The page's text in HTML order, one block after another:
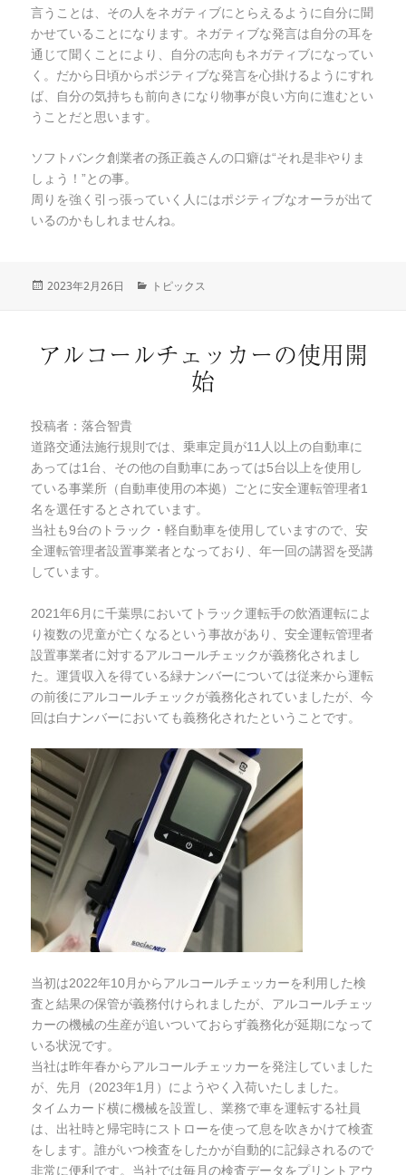
言うことは、その人をネガティブにとらえるように自分に聞
かせていることになります。ネガティブな発言は自分の耳を
通じて聞くことにより、自分の志向もネガティブになってい
く。だから日頃からポジティブな発言を心掛けるようにすれ
ば、自分の気持ちも前向きになり物事が良い方向に進むとい
うことだと思います。
ソフトバンク創業者の孫正義さんの口癖は“それ是非やりま
しょう！”との事。
周りを強く引っ張っていく人にはポジティブなオーラが出て
いるのかもしれませんね。
投
2023年2月26日
カ
ー
トピックス
アルコールチェッカーの使用開
始
投稿者：落合智貴
道路交通法施行規則では、乗車定員が11人以上の自動車に
あっては1台、その他の自動車にあっては5台以上を使用し
ている事業所（自動車使用の本拠）ごとに安全運転管理者1
名を選任するとされています。
当社も9台のトラック・軽自動車を使用していますので、安
全運転管理者設置事業者となっており、年一回の講習を受講
しています。
2021年6月に千葉県においてトラック運転手の飲酒運転によ
り複数の児童が亡くなるという事故があり、安全運転管理者
設置事業者に対するアルコールチェックが義務化されまし
た。運賃収入を得ている緑ナンバーについては従来から運転
の前後にアルコールチェックが義務化されていましたが、今
回は白ナンバーにおいても義務化されたということです。
当初は2022年10月からアルコールチェッカーを利用した検
査と結果の保管が義務付けられましたが、アルコールチェッ
カーの機械の生産が追いついておらず義務化が延期になって
いる状況です。
当社は昨年春からアルコールチェッカーを発注していました
が、先月（2023年1月）にようやく入荷いたしました。
タイムカード横に機械を設置し、業務で車を運転する社員
は、出社時と帰宅時にストローを使って息を吹きかけて検査
をします。誰がいつ検査をしたかが自動的に記録されるので
非常に便利です。当社では毎月の検査データをプリントアウ